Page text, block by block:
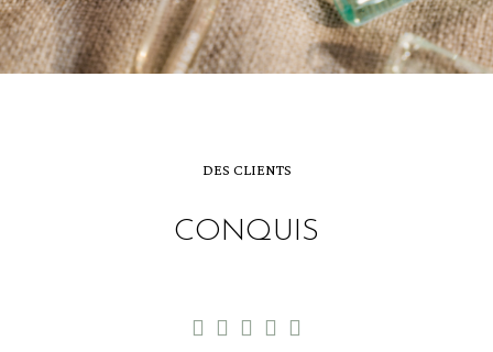
DES CLIENTS
CONQUIS
    